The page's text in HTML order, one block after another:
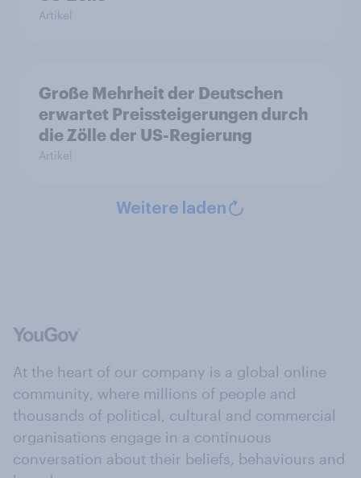
Artikel
Große Mehrheit der Deutschen
erwartet Preissteigerungen durch
die Zölle der US-Regierung
Artikel
Weitere laden
At the heart of our company is a global online
community, where millions of people and
thousands of political, cultural and commercial
organisations engage in a continuous
conversation about their beliefs, behaviours and